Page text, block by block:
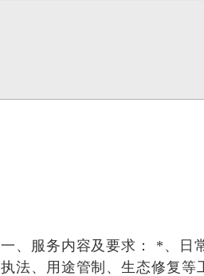
一、服务内容及要求： *、日
执法、用途管制、生态修复等